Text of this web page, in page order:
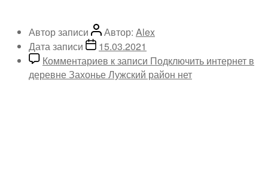
Автор записи Автор: Alex
Дата записи
15.03.2021
Комментариев к записи Подключить интернет в
деревне Захонье Лужский район нет